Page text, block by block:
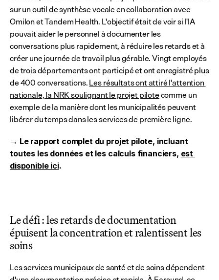
sur un outil de synthèse vocale en collaboration avec
Omilon et Tandem Health. L'objectif était de voir si l'IA
pouvait aider le personnel à documenter les
conversations plus rapidement, à réduire les retards et à
créer une journée de travail plus gérable. Vingt employés
de trois départements ont participé et ont enregistré plus
de 400 conversations. Les résultats ont attiré l'attention
nationale, la NRK soulignant le projet pilote comme un
exemple de la manière dont les municipalités peuvent
libérer du temps dans les services de première ligne.
→ Le rapport complet du projet pilote, incluant
toutes les données et les calculs financiers, est
disponible ici.
Le défi : les retards de documentation
épuisent la concentration et ralentissent les
soins
Les services municipaux de santé et de soins dépendent